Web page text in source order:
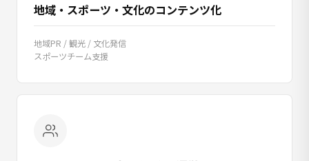
地域・スポーツ・文化のコンテンツ化
地域PR / 観光 / 文化発信
スポーツチーム支援